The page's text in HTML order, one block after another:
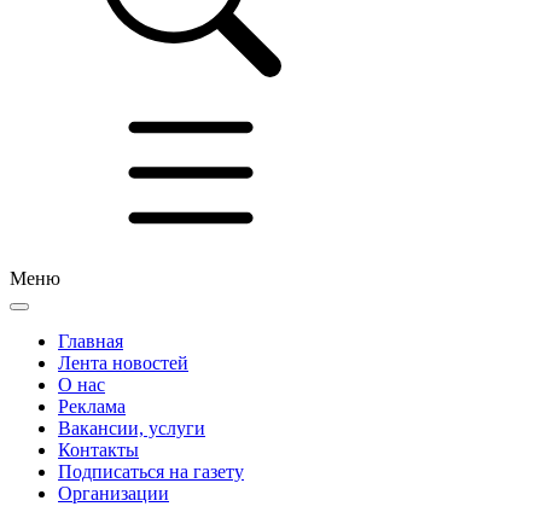
Меню
Главная
Лента новостей
О нас
Реклама
Вакансии, услуги
Контакты
Подписаться на газету
Организации